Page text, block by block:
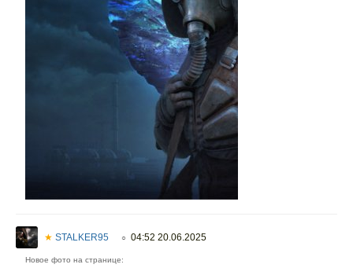
★ STALKER95 ○ 04:52 20.06.2025
Новое фото на странице: